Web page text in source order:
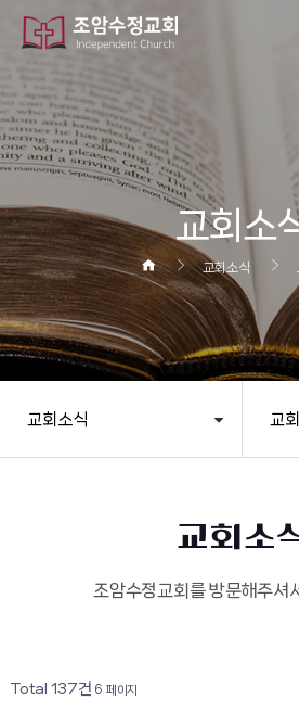
교회소
교회소식
교회소식 교
교회소
조암수정교회를 방문해주셔
Total 137건 6 페이지